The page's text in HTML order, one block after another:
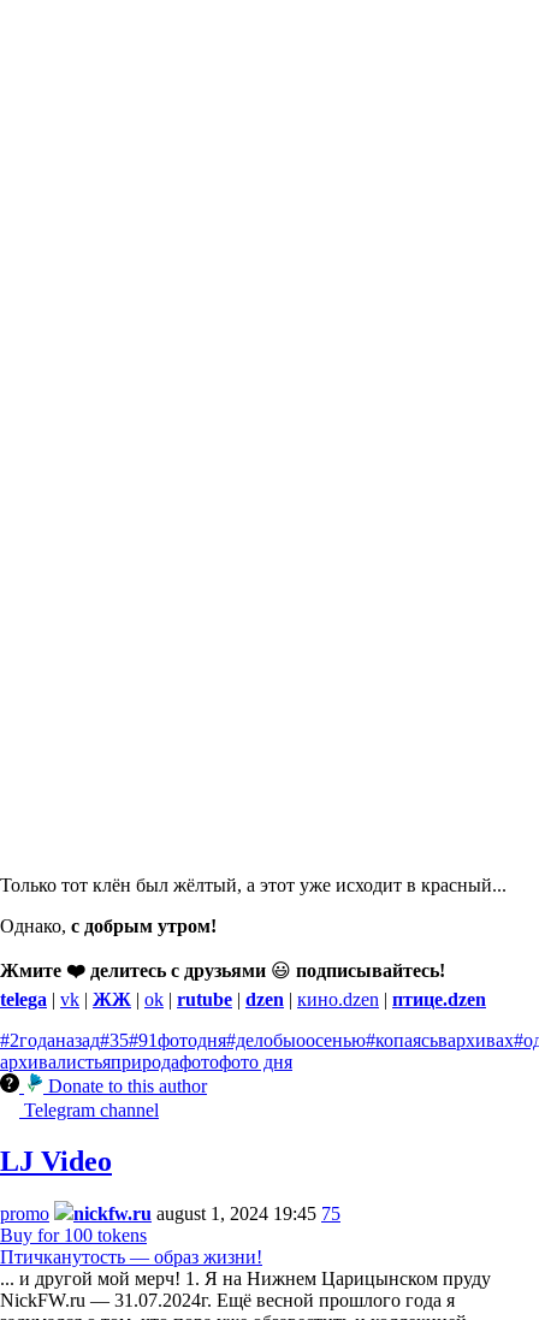
Только тот клён был жёлтый, а этот уже исходит в красный...
Однако, с добрым утром!
Жмите ❤️ делитесь с друзьями 😃 подписывайтесь!
telega | vk | ЖЖ | ok | rutube | dzen | кино.dzen | птице.dzen
#2годаназад#35#91фотодня#делобыоосенью#копаясьвархивах
архивалистьяприродафотофото дня
Donate to this author
Telegram channel
LJ Video
promo nickfw.ru august 1, 2024 19:45 75
Buy for 100 tokens
Птичканутость — образ жизни!
... и другой мой мерч! 1. Я на Нижнем Царицынском пруду
NickFW.ru — 31.07.2024г. Ещё весной прошлого года я